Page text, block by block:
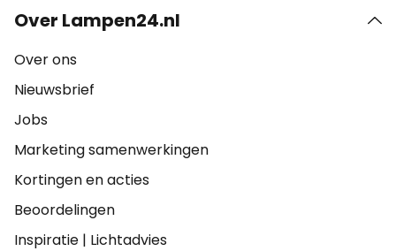
Over Lampen24.nl
Over ons
Nieuwsbrief
Jobs
Marketing samenwerkingen
Kortingen en acties
Beoordelingen
Inspiratie | Lichtadvies